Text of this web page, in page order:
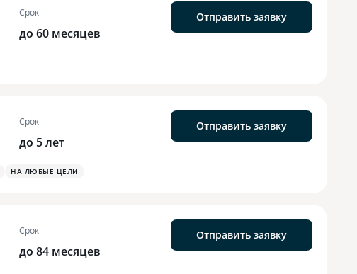
Срок
до 60 месяцев
Отправить заявку
Срок
до 5 лет
Отправить заявку
НА ЛЮБЫЕ ЦЕЛИ
Срок
до 84 месяцев
Отправить заявку